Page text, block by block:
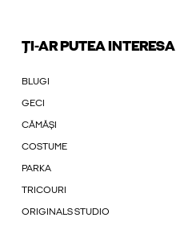
ȚI-AR PUTEA INTERESA
BLUGI
GECI
CĂMĂȘI
COSTUME
PARKA
TRICOURI
ORIGINALS STUDIO